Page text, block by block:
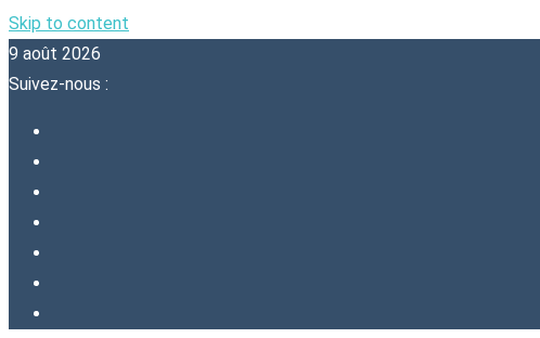
Skip to content
9 août 2026
Suivez-nous :